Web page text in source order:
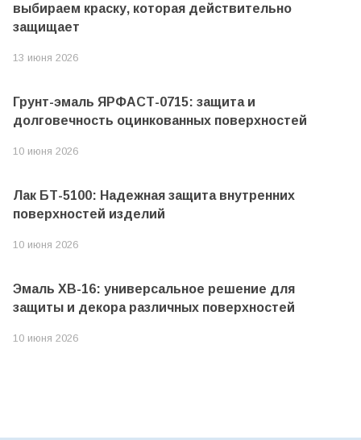
выбираем краску, которая действительно
защищает
13 июня 2026
Грунт-эмаль ЯРФАСТ-0715: защита и
долговечность оцинкованных поверхностей
10 июня 2026
Лак БТ-5100: Надежная защита внутренних
поверхностей изделий
10 июня 2026
Эмаль ХВ-16: универсальное решение для
защиты и декора различных поверхностей
10 июня 2026